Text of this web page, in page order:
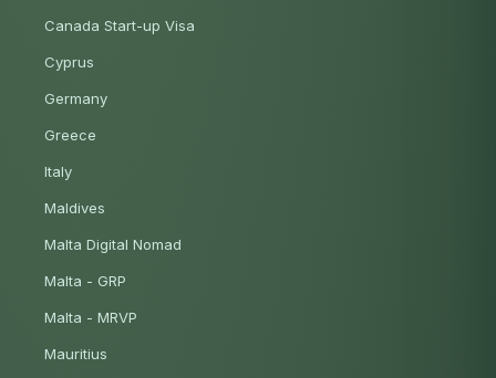
Canada Start-up Visa
Cyprus
Germany
Greece
Italy
Maldives
Malta Digital Nomad
Malta - GRP
Malta - MRVP
Mauritius